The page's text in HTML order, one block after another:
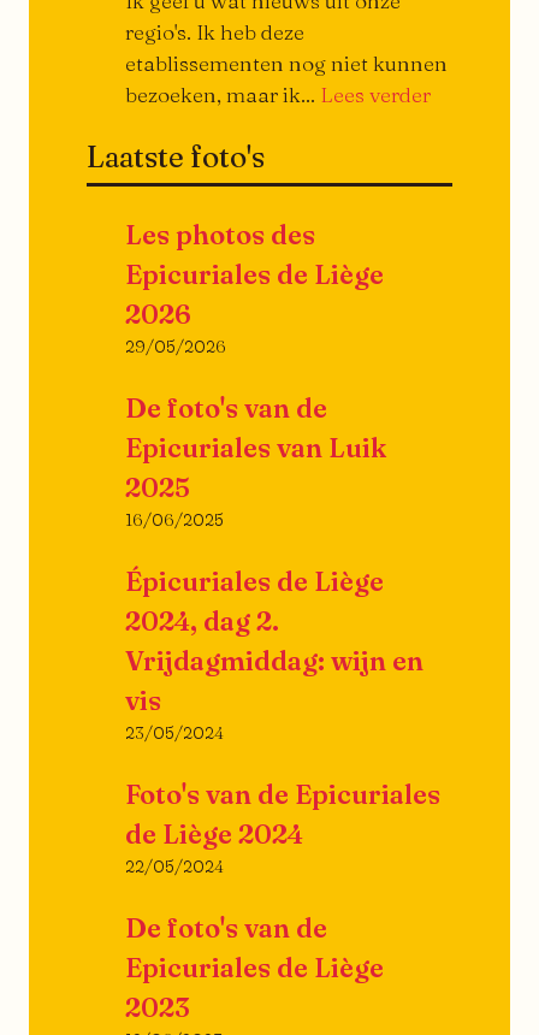
regio's. Ik heb deze
etablissementen nog niet kunnen
bezoeken, maar ik... Lees verderZe
ze
Laatste foto's
Les photos des
Epicuriales de Liège
2026
29/05/2026
De foto's van de
Epicuriales van Luik
2025
16/06/2025
Épicuriales de Liège
2024, dag 2.
Vrijdagmiddag: wijn en
vis
23/05/2024
Foto's van de Epicuriales
de Liège 2024
22/05/2024
De foto's van de
Epicuriales de Liège
2023